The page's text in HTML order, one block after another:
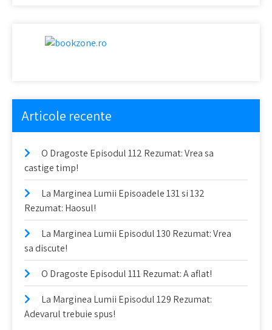
Articole recente
O Dragoste Episodul 112 Rezumat: Vrea sa
castige timp!
La Marginea Lumii Episoadele 131 si 132
Rezumat: Haosul!
La Marginea Lumii Episodul 130 Rezumat: Vrea
sa discute!
O Dragoste Episodul 111 Rezumat: A aflat!
La Marginea Lumii Episodul 129 Rezumat:
Adevarul trebuie spus!